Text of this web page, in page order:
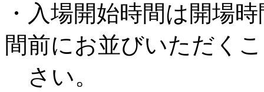
・入場開始時間は開場
間前にお並びいただく
さい。